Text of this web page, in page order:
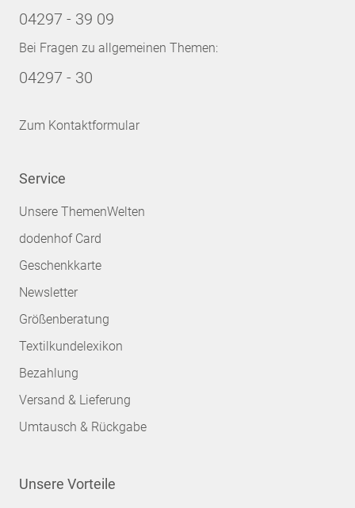
04297 - 39 09
Bei Fragen zu allgemeinen Themen:
04297 - 30
Zum Kontaktformular
Service
Unsere ThemenWelten
dodenhof Card
Geschenkkarte
Newsletter
Größenberatung
Textilkundelexikon
Bezahlung
Versand & Lieferung
Umtausch & Rückgabe
Unsere Vorteile